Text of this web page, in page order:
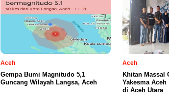
Aceh
Gempa Bumi Magnitudo 5,1
Guncang Wilayah Langsa, Aceh
Aceh
Khitan Massal
Yakesma
di Aceh Utara